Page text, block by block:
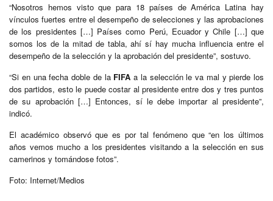
“Nosotros hemos visto que para 18 países de América Latina hay
vínculos fuertes entre el desempeño de selecciones y las aprobaciones
de los presidentes […] Países como Perú, Ecuador y Chile […] que
somos los de la mitad de tabla, ahí sí hay mucha influencia entre el
desempeño de la selección y la aprobación del presidente”, sostuvo.
“Si en una fecha doble de la FIFA a la selección le va mal y pierde los
dos partidos, esto le puede costar al presidente entre dos y tres puntos
de su aprobación […] Entonces, sí le debe importar al presidente”,
indicó.
El académico observó que es por tal fenómeno que “en los últimos
años vemos mucho a los presidentes visitando a la selección en sus
camerinos y tomándose fotos”.
Foto: Internet/Medios